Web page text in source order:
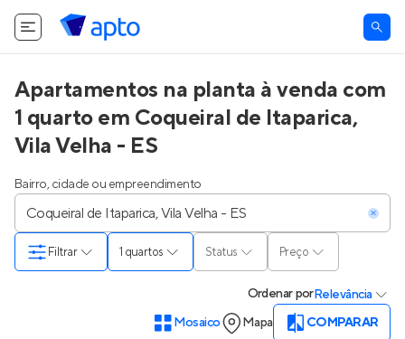
Apartamentos na planta à venda com
1 quarto em Coqueiral de Itaparica,
Vila Velha - ES
Bairro, cidade ou empreendimento
1 quartos Status Preço
Filtrar
OrdenarporRelevância
Mosaico
Mapa COMPARAR